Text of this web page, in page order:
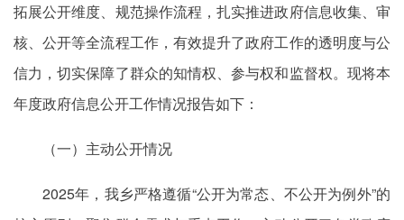
拓展公开维度、规范操作流程，扎实推进政府信息收集、审
核、公开等全流程工作，有效提升了政府工作的透明度与公
信力，切实保障了群众的知情权、参与权和监督权。现将本
年度政府信息公开工作情况报告如下：
（一）主动公开情况
2025年，我乡严格遵循“公开为常态、不公开为例外”的